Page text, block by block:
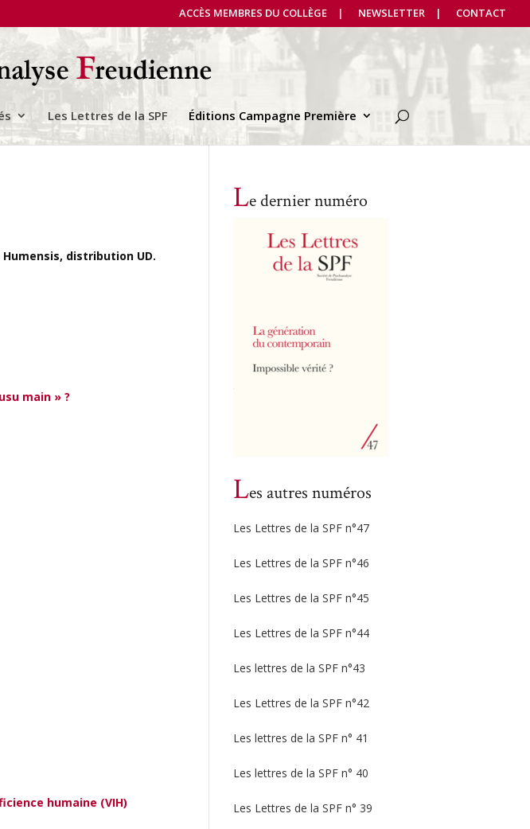
ACCÈS MEMBRES DU COLLÈGE NEWSLETTER CONTACT
Les Lettres de la SPF Éditions Campagne Première
distribution UD.
main » ?
humaine (VIH)
Le dernier numéro
Les autres numéros
Les Lettres de la SPF n°47
Les Lettres de la SPF n°46
Les Lettres de la SPF n°45
Les Lettres de la SPF n°44
Les lettres de la SPF n°43
Les Lettres de la SPF n°42
Les lettres de la SPF n° 41
Les lettres de la SPF n° 40
Les Lettres de la SPF n° 39